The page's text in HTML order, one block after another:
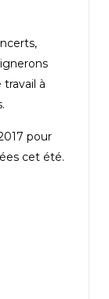
à
pour
cet été.